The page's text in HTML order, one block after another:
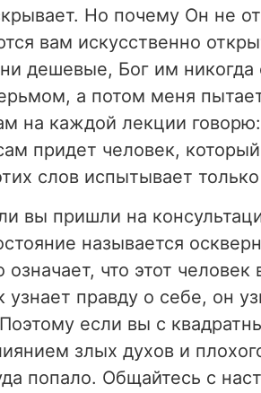
Но почему Он не
вам искусственно
дешевые, Бог им
а потом меня
на каждой лекции
придет человек,
слов испытывает
вы пришли на
называется
означает, что этот
узнает правду о себе, он
если вы с
злых духов и
попало. Общайтесь с